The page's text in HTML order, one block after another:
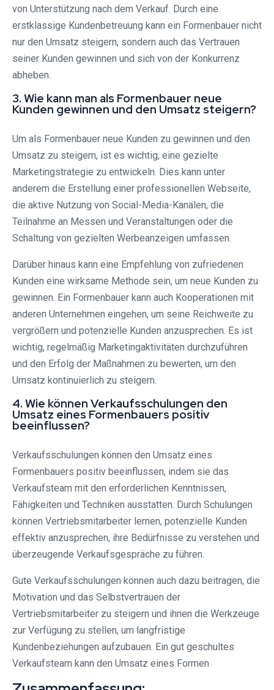
von Unterstützung nach dem Verkauf. Durch eine
erstklassige Kundenbetreuung kann ein Formenbauer nicht
nur den Umsatz steigern, sondern auch das Vertrauen
seiner Kunden gewinnen und sich von der Konkurrenz
abheben.
3. Wie kann man als Formenbauer neue
Kunden gewinnen und den Umsatz steigern?
Um als Formenbauer neue Kunden zu gewinnen und den
Umsatz zu steigern, ist es wichtig, eine gezielte
Marketingstrategie zu entwickeln. Dies kann unter
anderem die Erstellung einer professionellen Webseite,
die aktive Nutzung von Social-Media-Kanälen, die
Teilnahme an Messen und Veranstaltungen oder die
Schaltung von gezielten Werbeanzeigen umfassen.
Darüber hinaus kann eine Empfehlung von zufriedenen
Kunden eine wirksame Methode sein, um neue Kunden zu
gewinnen. Ein Formenbauer kann auch Kooperationen mit
anderen Unternehmen eingehen, um seine Reichweite zu
vergrößern und potenzielle Kunden anzusprechen. Es ist
wichtig, regelmäßig Marketingaktivitäten durchzuführen
und den Erfolg der Maßnahmen zu bewerten, um den
Umsatz kontinuierlich zu steigern.
4. Wie können Verkaufsschulungen den
Umsatz eines Formenbauers positiv
beeinflussen?
Verkaufsschulungen können den Umsatz eines
Formenbauers positiv beeinflussen, indem sie das
Verkaufsteam mit den erforderlichen Kenntnissen,
Fähigkeiten und Techniken ausstatten. Durch Schulungen
können Vertriebsmitarbeiter lernen, potenzielle Kunden
effektiv anzusprechen, ihre Bedürfnisse zu verstehen und
überzeugende Verkaufsgespräche zu führen.
Gute Verkaufsschulungen können auch dazu beitragen, die
Motivation und das Selbstvertrauen der
Vertriebsmitarbeiter zu steigern und ihnen die Werkzeuge
zur Verfügung zu stellen, um langfristige
Kundenbeziehungen aufzubauen. Ein gut geschultes
Verkaufsteam kann den Umsatz eines Formen